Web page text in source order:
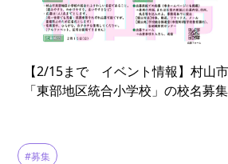
【2/15まで イベント情報】村山市
「東部地区統合小学校」の校名募集
#募集